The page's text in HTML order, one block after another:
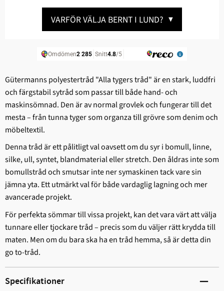
VARFÖR VÄLJA BERNT I LUND? ▼
Gütermanns polyestertråd "Alla tygers tråd" är en stark, ludd­fri
och färgstabil sytråd som passar till både hand- och
maskinsömnad. Den är av normal grovlek och fungerar till det
mesta – från tunna tyger som organza till grövre som denim och
möbeltextil.
Denna tråd är ett pålitligt val oavsett om du syr i bomull, linne,
silke, ull, syntet, blandmaterial eller stretch. Den åldras inte som
bomullstråd och smutsar inte ner symaskinen tack vare sin
jämna yta. Ett utmärkt val för både vardaglig lagning och mer
avancerade projekt.
För perfekta sömmar till vissa projekt, kan det vara värt att välja
tunnare eller tjockare tråd – precis som du väljer rätt krydda till
maten. Men om du bara ska ha en tråd hemma, så är detta din
go to-tråd.
Specifikationer